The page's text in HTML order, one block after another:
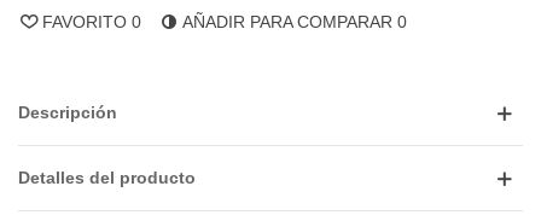
FAVORITO 0 AÑADIR PARA COMPARAR 0
Descripción
Detalles del producto